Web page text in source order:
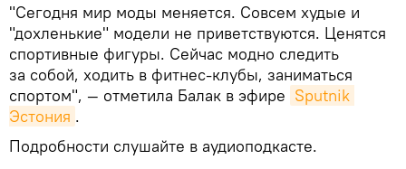
"Сегодня мир моды меняется. Совсем худые и
"дохленькие" модели не приветствуются. Ценятся
спортивные фигуры. Сейчас модно следить
за собой, ходить в фитнес-клубы, заниматься
спортом", — отметила Балак в эфире Sputnik
Эстония .
Подробности слушайте в аудиоподкасте.